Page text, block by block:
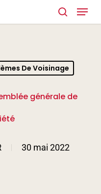
search
Menu
De Voisinage
générale de
30 mai 2022